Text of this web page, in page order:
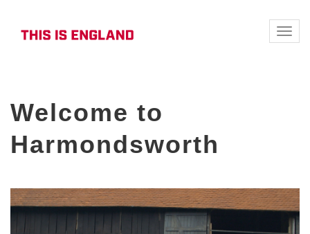
Toggle
Welcome to
Harmondsworth